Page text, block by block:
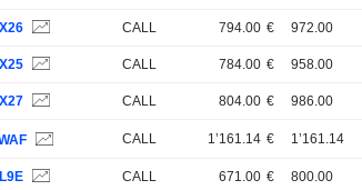
CALL 794.00 € 972.00
CALL 784.00 € 958.00
CALL 804.00 € 986.00
CALL 1’161.14 € 1’161.14
CALL 671.00 € 800.00